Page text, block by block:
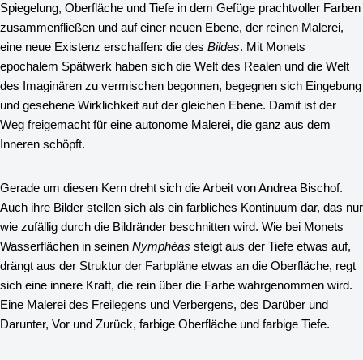
Spiegelung, Oberfläche und Tiefe in dem Gefüge prachtvoller Farben
zusammenfließen und auf einer neuen Ebene, der reinen Malerei,
eine neue Existenz erschaffen: die des Bildes. Mit Monets
epochalem Spätwerk haben sich die Welt des Realen und die Welt
des Imaginären zu vermischen begonnen, begegnen sich Eingebung
und gesehene Wirklichkeit auf der gleichen Ebene. Damit ist der
Weg freigemacht für eine autonome Malerei, die ganz aus dem
Inneren schöpft.
Gerade um diesen Kern dreht sich die Arbeit von Andrea Bischof.
Auch ihre Bilder stellen sich als ein farbliches Kontinuum dar, das nur
wie zufällig durch die Bildränder beschnitten wird. Wie bei Monets
Wasserflächen in seinen Nymphéas steigt aus der Tiefe etwas auf,
drängt aus der Struktur der Farbpläne etwas an die Oberfläche, regt
sich eine innere Kraft, die rein über die Farbe wahrgenommen wird.
Eine Malerei des Freilegens und Verbergens, des Darüber und
Darunter, Vor und Zurück, farbige Oberfläche und farbige Tiefe.